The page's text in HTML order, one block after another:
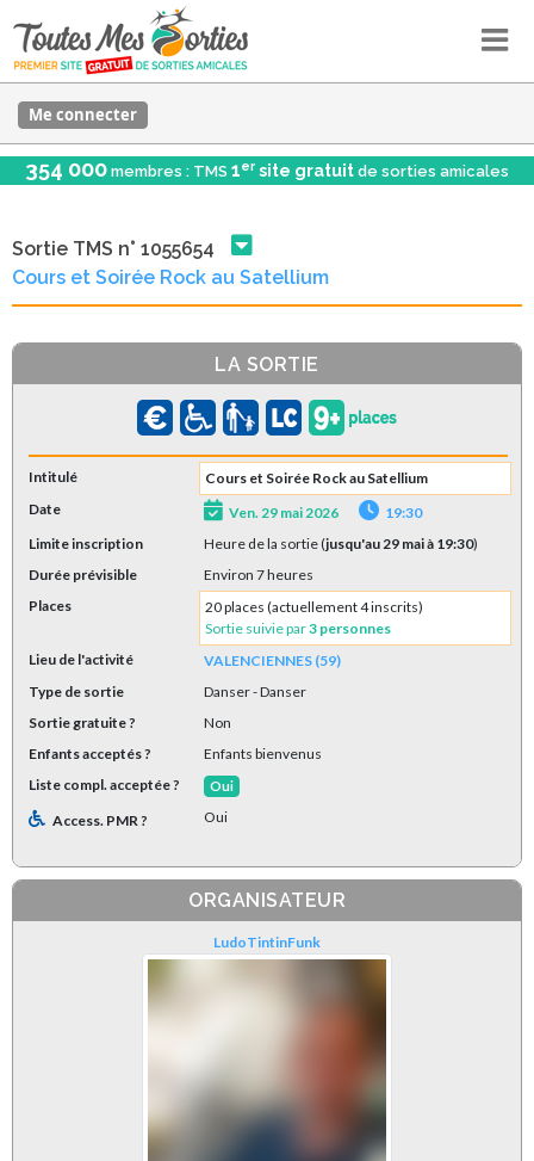
Me connecter
354 000 membres : TMS 1er site gratuit de sorties amicales
Sortie TMS n° 1055654
Cours et Soirée Rock au Satellium
LA SORTIE
Intitulé
Cours et Soirée Rock au Satellium
Date
Ven. 29 mai 2026
19:30
Limite inscription
Heure de la sortie (jusqu'au 29 mai à 19:30)
Durée prévisible
Environ 7 heures
Places
20 places (actuellement 4 inscrits)
Sortie suivie par3 personnes
Lieu de l'activité
VALENCIENNES (59)
Type de sortie
Danser- Danser
Sortie gratuite ?
Non
Enfants acceptés ?
Enfants bienvenus
Liste compl. acceptée ?
Oui
Access. PMR ? Oui
ORGANISATEUR
LudoTintinFunk